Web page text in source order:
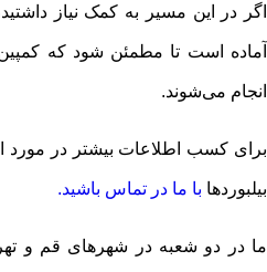
اگر در این مسیر به کمک نیاز
آماده است تا مطمئن شود که
انجام می‌شوند.
برای کسب اطلاعات بیشتر در مورد
بیلبوردها با ما در تماس باشید.
ما در دو شعبه در شهرهای قم و